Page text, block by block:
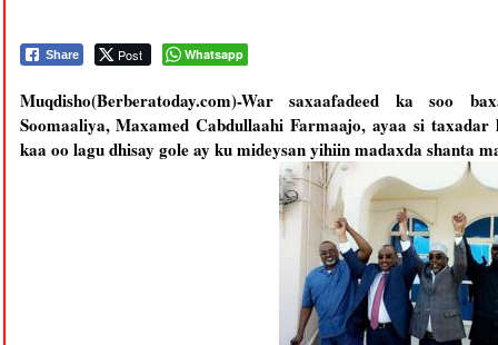
Share Post Whatsapp
Muqdisho(Berberatoday.com)-War saxaafadeed ka soo
Soomaaliya, Maxamed Cabdullaahi Farmaajo, ayaa si
kaa oo lagu dhisay gole ay ku mideysan yihiin madaxda shanta